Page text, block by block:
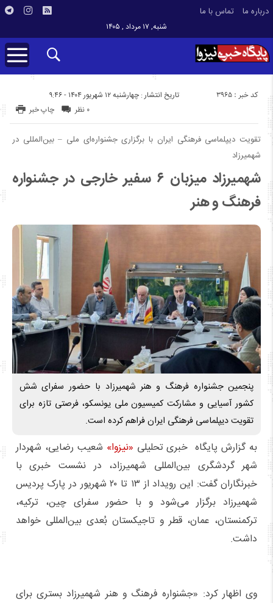
درباره ما تماس با ما
شنبه, ۱۷ مرداد , ۱۴۰۵
تاریخ انتشار : چهارشنبه ۱۲ شهریور ۱۴۰۴ - ۹:۴۶ کد خبر : 3965
چاپ خبر ۰ نظر
تقویت دیپلماسی فرهنگی ایران با برگزاری جشنواره‌ای ملی – بین‌المللی در
شهمیرزاد
شهمیرزاد میزبان ۶ سفیر خارجی در جشنواره
فرهنگ و هنر
پنجمین جشنواره فرهنگ و هنر شهمیرزاد با حضور سفرای شش
کشور آسیایی و مشارکت کمیسیون ملی یونسکو، فرصتی تازه برای
تقویت دیپلماسی فرهنگی ایران فراهم کرده است.
به گزارش پایگاه خبری تحلیلی «نیزوا» شعیب رضایی، شهردار
شهر گردشگری بین‌المللی شهمیرزاد، در نشست خبری با
خبرنگاران گفت: این رویداد از ۱۳ تا ۲۰ شهریور در پارک پردیس
شهمیرزاد برگزار می‌شود و با حضور سفرای چین، ترکیه،
ترکمنستان، عمان، قطر و تاجیکستان بُعدی بین‌المللی خواهد
داشت.
وی اظهار کرد: «جشنواره فرهنگ و هنر شهمیرزاد بستری برای